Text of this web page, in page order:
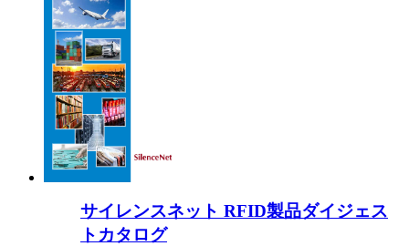
サイレンスネット RFID製品ダイジェス
トカタログ